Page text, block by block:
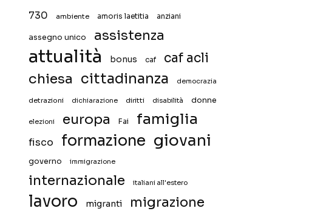
730 ambiente amoris laetitia anziani
assegno unico assistenza
attualità bonus caf caf acli
chiesa cittadinanza democrazia
detrazioni dichiarazione diritti disabilità donne
elezioni europa Fai famiglia
fisco formazione giovani
governo immigrazione
internazionale italiani all'estero
lavoro migranti
migrazione